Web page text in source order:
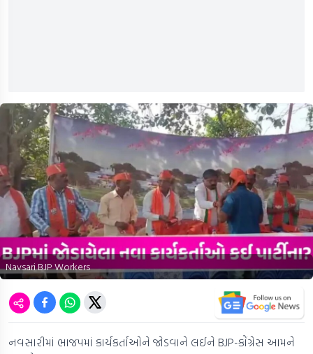
Navsari BJP Workers
નવસારીમાં ભાજપમાં કાર્યકર્તાઓને જોડવાને લઈને BJP-કોંગ્રેસ આમને